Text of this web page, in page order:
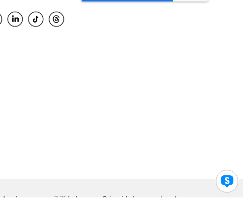
Ayuda para accesibilidad Privacidad Legal